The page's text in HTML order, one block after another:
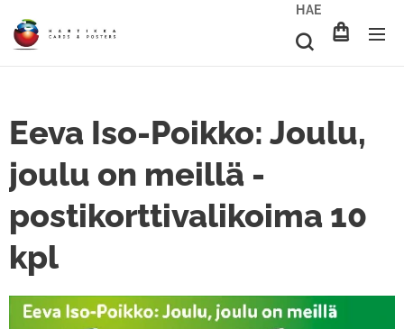
HAE
Eeva Iso-Poikko: Joulu,
joulu on meillä -
postikorttivalikoima 10
kpl